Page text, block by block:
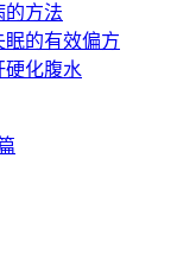
的方法
的有效偏方
硬化腹水